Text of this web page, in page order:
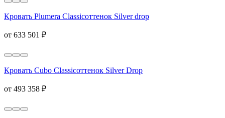
Кровать Plumera Classicоттенок Silver drop
от 633 501 ₽
Кровать Cubo Classicоттенок Silver Drop
от 493 358 ₽